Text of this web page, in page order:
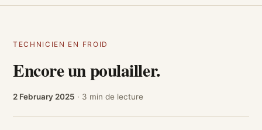
TECHNICIEN EN FROID
Encore un poulailler.
2 February 2025 · 3 min de lecture